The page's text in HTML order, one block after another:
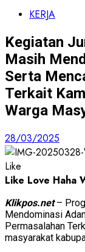
KERJA
Kegiatan
Masih
Serta
Terkait
Warga
28/03/2025
Like
Like Love Haha
Klikpos.net–
Mendominasi
Permasalahan
masyarakat